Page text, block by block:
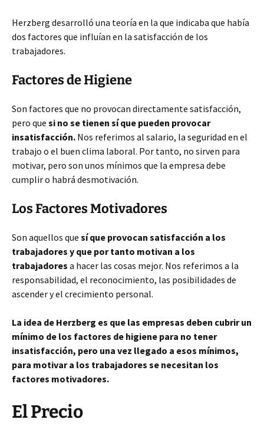
Herzberg desarrolló una teoría en la que indicaba que había
dos factores que influían en la satisfacción de los
trabajadores.
Factores de Higiene
Son factores que no provocan directamente satisfacción,
pero que si no se tienen sí que pueden provocar
insatisfacción. Nos referimos al salario, la seguridad en el
trabajo o el buen clima laboral. Por tanto, no sirven para
motivar, pero son unos mínimos que la empresa debe
cumplir o habrá desmotivación.
Los Factores Motivadores
Son aquellos que sí que provocan satisfacción a los
trabajadores y que por tanto motivan a los
trabajadores a hacer las cosas mejor. Nos referimos a la
responsabilidad, el reconocimiento, las posibilidades de
ascender y el crecimiento personal.
La idea de Herzberg es que las empresas deben cubrir un
mínimo de los factores de higiene para no tener
insatisfacción, pero una vez llegado a esos mínimos,
para motivar a los trabajadores se necesitan los
factores motivadores.
El Precio